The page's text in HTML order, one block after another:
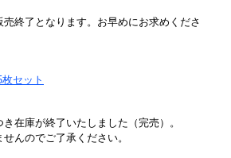
終了となります。お早めにお求めくださ
セット
在庫が終了いたしました（完売）。
んのでご了承ください。